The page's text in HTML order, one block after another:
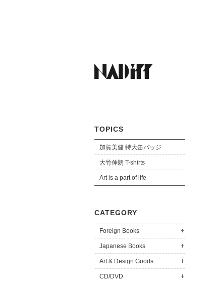
TOPICS
加賀美健 特大缶バッジ
大竹伸朗 T-shirts
Art is a part of life
CATEGORY
Foreign Books
Japanese Books
Art & Design Goods
CD/DVD